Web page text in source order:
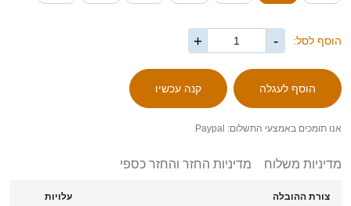
הוסף לסל: -
+
אנו תומכים באמצעי התשלום: Paypal
מדיניות משלוח מדיניות החזר והחזר כספי
צורת ההובלה עלויות